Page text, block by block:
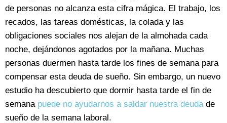
de personas no alcanza esta cifra mágica. El trabajo, los
recados, las tareas domésticas, la colada y las
obligaciones sociales nos alejan de la almohada cada
noche, dejándonos agotados por la mañana. Muchas
personas duermen hasta tarde los fines de semana para
compensar esta deuda de sueño. Sin embargo, un nuevo
estudio ha descubierto que dormir hasta tarde el fin de
semana puede no ayudarnos a saldar nuestra deudade
sueño de la semana laboral.